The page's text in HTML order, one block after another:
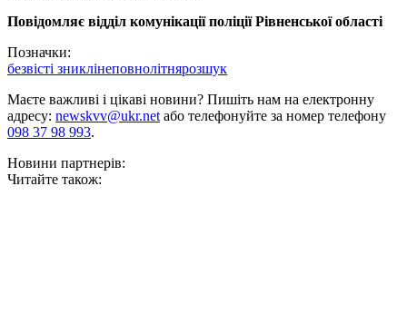
Повідомляє відділ комунікації поліції Рівненської області
Позначки:
безвісті зниклінеповнолітнярозшук
Маєте важливі і цікаві новини? Пишіть нам на електронну
адресу: newskvv@ukr.netабо телефонуйте за номер телефону
098 37 98 993.
Новини партнерів:
Читайте також: